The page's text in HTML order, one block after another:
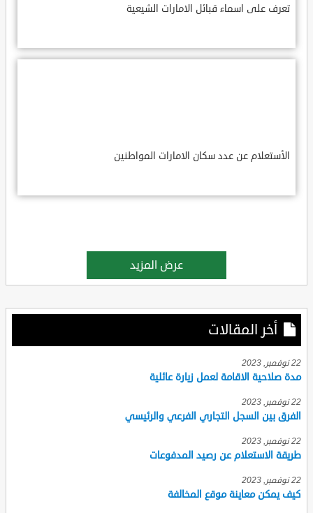
تعرف على اسماء قبائل الامارات الشيعية
الأستعلام عن عدد سكان الامارات المواطنين
عرض المزيد
أخر المقالات
22 نوفمبر, 2023
مدة صلاحية الاقامة لعمل زيارة عائلية
22 نوفمبر, 2023
الفرق بين السجل التجاري الفرعي والرئيسي
22 نوفمبر, 2023
طريقة الاستعلام عن رصيد المدفوعات
22 نوفمبر, 2023
كيف يمكن معاينة موقع المخالفة